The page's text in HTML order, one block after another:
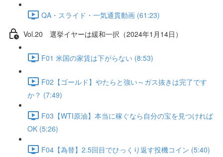
QA・スライド・一気通貫動画 (61:23)
Vol.20 選挙イヤーは緩和一択（2024年1月14日）
F01 米国の家賃は下がらない (8:53)
F02【ゴールド】やたらと強い～ガス抜きは完了です
か？ (7:49)
F03【WTI原油】本当に稼ぐなら自分の宝を見つければ
OK (5:26)
F04【為替】2.5回目でひっくり返す投機コイン (5:40)